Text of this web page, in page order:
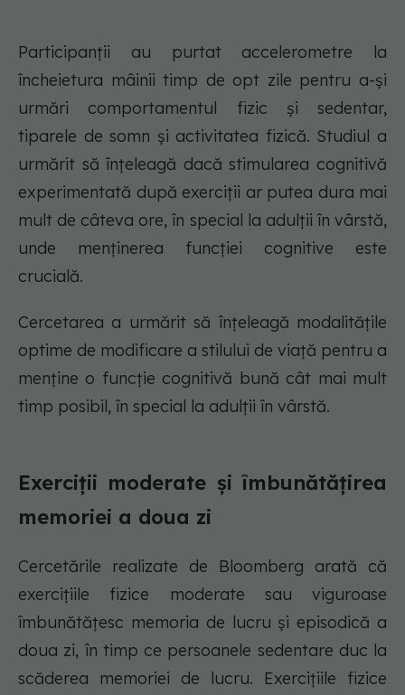
Participanții au purtat accelerometre la
încheietura mâinii timp de opt zile pentru a-și
urmări comportamentul fizic și sedentar,
tiparele de somn și activitatea fizică. Studiul a
urmărit să înțeleagă dacă stimularea cognitivă
experimentată după exerciții ar putea dura mai
mult de câteva ore, în special la adulții în vârstă,
unde menținerea funcției cognitive este
crucială.
Cercetarea a urmărit să înțeleagă modalitățile
optime de modificare a stilului de viață pentru a
menține o funcție cognitivă bună cât mai mult
timp posibil, în special la adulții în vârstă.
Exerciții moderate și îmbunătățirea
memoriei a doua zi
Cercetările realizate de Bloomberg arată că
exercițiile fizice moderate sau viguroase
îmbunătățesc memoria de lucru și episodică a
doua zi, în timp ce persoanele sedentare duc la
scăderea memoriei de lucru. Exercițiile fizice